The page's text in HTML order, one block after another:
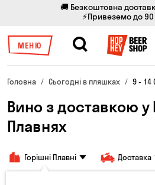
🚚 Безкоштовна
⚡Привеземо до
МЕНЮ
Головна Сьогодні в пляшках 9 - 14
Вино з доставкою у
Плавнях
Горішні Плавні Доставка